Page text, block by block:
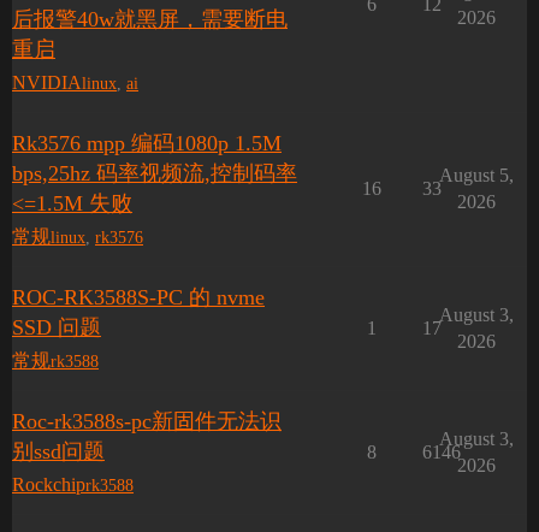
后报警40w就黑屏，需要断电
重启
NVIDIAlinux ai
6 12
2026
Rk3576 mpp 编码1080p 1.5M
bps,25hz 码率视频流,控制码率
<=1.5M 失败
常规linux rk3576
16 33
August 5,
2026
ROC-RK3588S-PC 的 nvme
SSD 问题
常规rk3588
1 17
August 3,
2026
Roc-rk3588s-pc新固件无法识
别ssd问题
Rockchiprk3588
8 6146
August 3,
2026